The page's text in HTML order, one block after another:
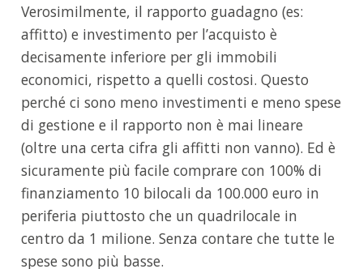
Verosimilmente, il rapporto guadagno (es:
affitto) e investimento per l’acquisto è
decisamente inferiore per gli immobili
economici, rispetto a quelli costosi. Questo
perché ci sono meno investimenti e meno spese
di gestione e il rapporto non è mai lineare
(oltre una certa cifra gli affitti non vanno). Ed è
sicuramente più facile comprare con 100% di
finanziamento 10 bilocali da 100.000 euro in
periferia piuttosto che un quadrilocale in
centro da 1 milione. Senza contare che tutte le
spese sono più basse.